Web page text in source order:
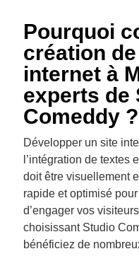
Pourquoi
création
internet à
experts de
Comeddy ?
Développer un site
l’intégration de textes
doit être visuellement
rapide et optimisé
d’engager vos
choisissant Studio
bénéficiez de